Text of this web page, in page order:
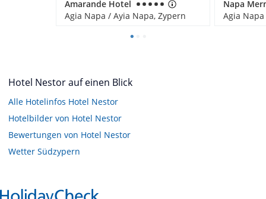
Amarande Hotel
Agia Napa / Ayia Napa, Zypern
Agia
Hotel Nestor auf einen Blick
Alle Hotelinfos Hotel Nestor
Hotelbilder von Hotel Nestor
Bewertungen von Hotel Nestor
Wetter Südzypern